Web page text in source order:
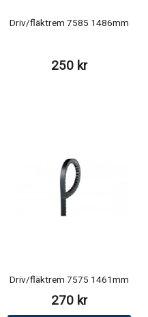
Driv/fläktrem 7585 1486mm
250 kr
Driv/fläktrem 7575 1461mm
270 kr